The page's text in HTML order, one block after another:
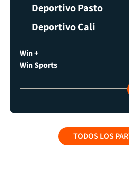
Deportivo Pasto
Deportivo Cali
Win +
Win Sports
TODOS LOS